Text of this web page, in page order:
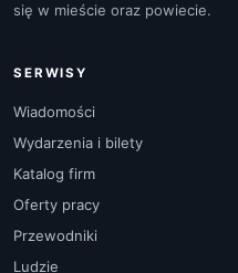
się w mieście oraz powiecie.
SERWISY
Wiadomości
Wydarzenia i bilety
Katalog firm
Oferty pracy
Przewodniki
Ludzie